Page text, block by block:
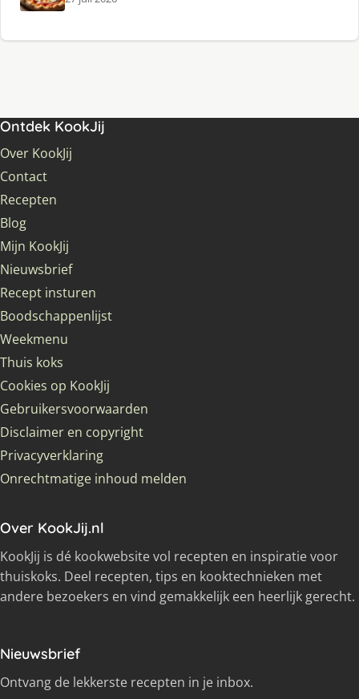
Ontdek KookJij
Over KookJij
Contact
Recepten
Blog
Mijn KookJij
Nieuwsbrief
Recept insturen
Boodschappenlijst
Weekmenu
Thuis koks
Cookies op KookJij
Gebruikersvoorwaarden
Disclaimer en copyright
Privacyverklaring
Onrechtmatige inhoud melden
Over KookJij.nl
KookJij is dé kookwebsite vol recepten en inspiratie voor
thuiskoks. Deel recepten, tips en kooktechnieken met
andere bezoekers en vind gemakkelijk een heerlijk gerecht.
Nieuwsbrief
Ontvang de lekkerste recepten in je inbox.